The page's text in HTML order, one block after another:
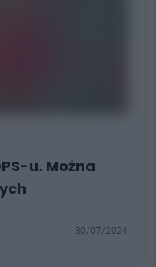
u. Można
30/07/2024